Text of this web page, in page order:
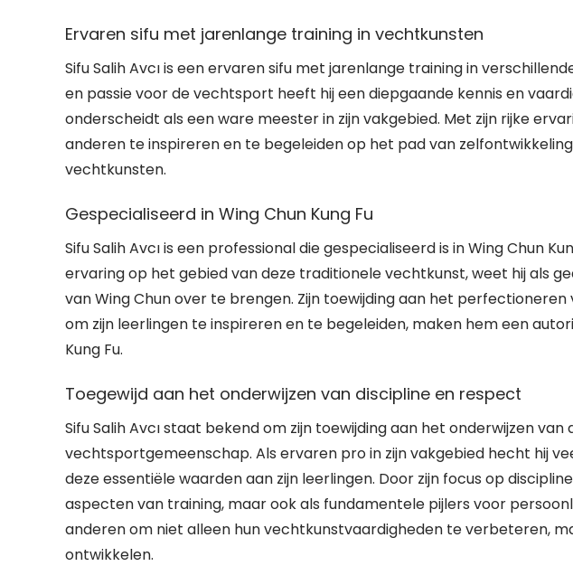
Ervaren sifu met jarenlange training in vechtkunsten
Sifu Salih Avcı is een ervaren sifu met jarenlange training in
en passie voor de vechtsport heeft hij een diepgaande kennis en
onderscheidt als een ware meester in zijn vakgebied. Met zijn rijke
anderen te inspireren en te begeleiden op het pad van
vechtkunsten.
Gespecialiseerd in Wing Chun Kung Fu
Sifu Salih Avcı is een professional die gespecialiseerd is in Wing Chun
ervaring op het gebied van deze traditionele vechtkunst, weet hij als
van Wing Chun over te brengen. Zijn toewijding aan het
om zijn leerlingen te inspireren en te begeleiden, maken hem een
Kung Fu.
Toegewijd aan het onderwijzen van discipline en respect
Sifu Salih Avcı staat bekend om zijn toewijding aan het onderwijzen
vechtsportgemeenschap. Als ervaren pro in zijn vakgebied hecht hij
deze essentiële waarden aan zijn leerlingen. Door zijn focus op
aspecten van training, maar ook als fundamentele pijlers voor
anderen om niet alleen hun vechtkunstvaardigheden te verbeteren,
ontwikkelen.